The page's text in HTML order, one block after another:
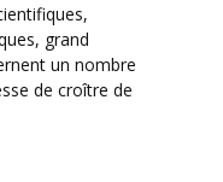
grand
un nombre
de croître de